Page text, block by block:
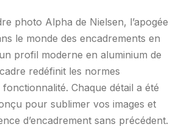
photo Alpha de Nielsen, l’apogée
le monde des encadrements en
profil moderne en aluminium de
redéfinit les normes
fonctionnalité. Chaque détail a été
pour sublimer vos images et
d’encadrement sans précédent.